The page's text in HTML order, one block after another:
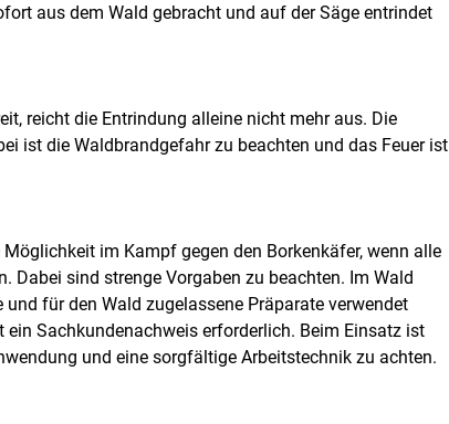
aus dem Wald gebracht und auf der Säge entrindet
reicht die Entrindung alleine nicht mehr aus. Die
ist die Waldbrandgefahr zu beachten und das Feuer ist
im Kampf gegen den Borkenkäfer, wenn alle
Dabei sind strenge Vorgaben zu beachten. Im Wald
für den Wald zugelassene Präparate verwendet
Sachkundenachweis erforderlich. Beim Einsatz ist
und eine sorgfältige Arbeitstechnik zu achten.